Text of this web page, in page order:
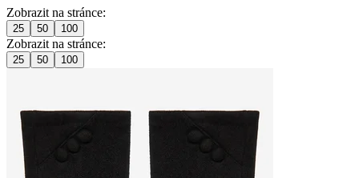
Zobrazit na stránce:
25 50 100
Zobrazit na stránce:
25 50 100